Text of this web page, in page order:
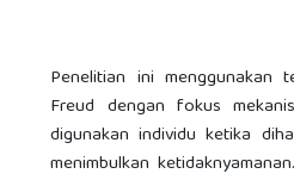
Penelitian ini menggunakan
Freud dengan fokus
digunakan individu ketika
menimbulkan